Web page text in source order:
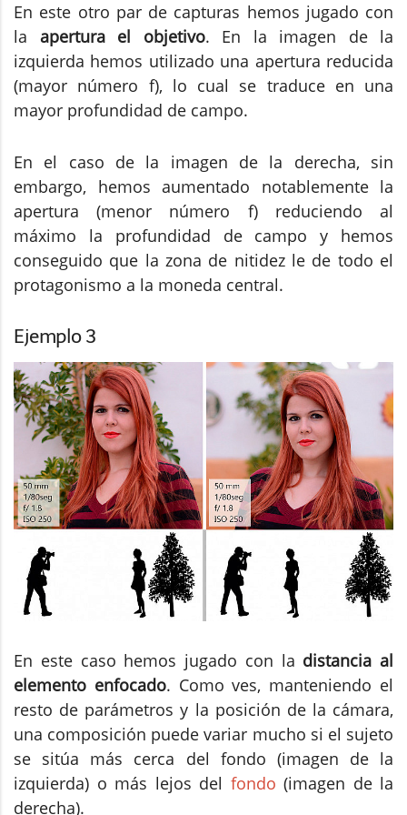
En este otro par de capturas hemos jugado con
la apertura el objetivo. En la imagen de la
izquierda hemos utilizado una apertura reducida
(mayor número f), lo cual se traduce en una
mayor profundidad de campo.
En el caso de la imagen de la derecha, sin
embargo, hemos aumentado notablemente la
apertura (menor número f) reduciendo al
máximo la profundidad de campo y hemos
conseguido que la zona de nitidez le de todo el
protagonismo a la moneda central.
Ejemplo 3
En este caso hemos jugado con la distancia al
elemento enfocado. Como ves, manteniendo el
resto de parámetros y la posición de la cámara,
una composición puede variar mucho si el sujeto
se sitúa más cerca del fondo (imagen de la
izquierda) o más lejos del fondo (imagen de la
derecha).